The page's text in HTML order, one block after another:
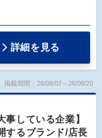
詳細を見る
掲載期間：26/08/07～26/08/20
している企業】
するブランド/店長